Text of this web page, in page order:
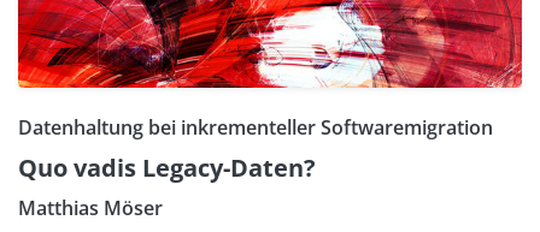
Datenhaltung bei inkrementeller Softwaremigration
Quo vadis Legacy-Daten?
Matthias Möser